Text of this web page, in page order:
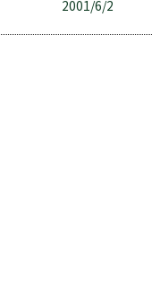
2001/6/2